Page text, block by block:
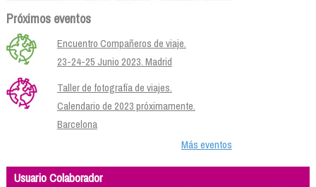
Próximos eventos
Encuentro Compañeros de viaje.
23-24-25 Junio 2023. Madrid
Taller de fotografía de viajes.
Calendario de 2023 próximamente.
Barcelona
Más eventos
Usuario Colaborador